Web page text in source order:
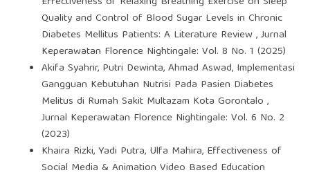
Quality and Control of Blood Sugar Levels in Chronic
Diabetes Mellitus Patients: A Literature Review,Jurnal
Keperawatan Florence Nightingale: Vol. 8 No. 1 (2025)
Akifa Syahrir, Putri Dewinta, Ahmad Aswad, Implementasi
Gangguan Kebutuhan Nutrisi Pada Pasien Diabetes
Melitus di Rumah Sakit Multazam Kota Gorontalo ,
Jurnal Keperawatan Florence Nightingale: Vol. 6 No. 2
(2023)
Khaira Rizki, Yadi Putra, Ulfa Mahira, Effectiveness of
Social Media & Animation Video Based Education